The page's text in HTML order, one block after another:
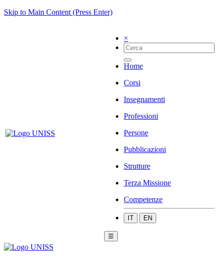
Skip to Main Content (Press Enter)
×
Home
Corsi
Insegnamenti
Professioni
Persone
Pubblicazioni
Strutture
Terza Missione
Competenze
IT EN
☰